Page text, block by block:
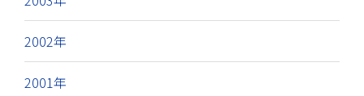
2002年
2001年